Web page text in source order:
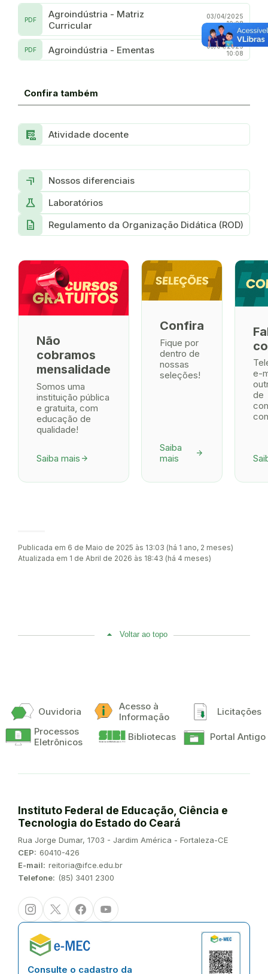
Agroindústria - Matriz
Curricular
PDF
03/04/2025
10:08
Agroindústria - Ementas
PDF
03/04/2025
10:08
Confira também
clinical_notes Atividade docente
More_up Nossos diferenciais
Science Laboratórios
description Regulamento da Organização Didática (ROD)
Não
cobramos
mensalidade
Somos uma
instituição pública
e gratuita, com
educação de
qualidade!
Saiba mais arrow_forward
Confira
Fique por
dentro de
nossas
seleções!
Saiba
mais
arrow_forward
e-
de
Publicada em 6 de Maio de 2025 às 13:03 (há 1 ano, 2 meses)
Atualizada em 1 de Abril de 2026 às 18:43 (há 4 meses)
Voltar ao topo
Ouvidoria
Acesso à
Informação
Licitações
Processos
Eletrônicos
Bibliotecas Portal Antigo
Instituto Federal de Educação, Ciência e
Tecnologia do Estado do Ceará
Endereço:
Rua Jorge Dumar, 1703 - Jardim América - Fortaleza-CE
CEP: 60410-426
E-mail: reitoria@ifce.edu.br
Telefone: (85) 3401 2300
InstagramTwitter/XFacebookYoutube
Consulte o cadastro da